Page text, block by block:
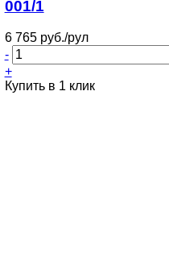
001/1
6 765 руб./рул
-
+
Купить в 1 клик